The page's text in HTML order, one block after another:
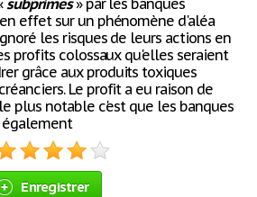
subprimes» par les banques
effet sur un phénomène d'aléa
les risques de leurs actions en
profits colossaux qu'elles seraient
grâce aux produits toxiques
Le profit a eu raison de
plus notable c'est que les banques
également
Enregistrer